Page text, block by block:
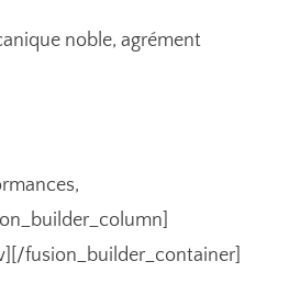
noble, agrément
fusion_builder_container]